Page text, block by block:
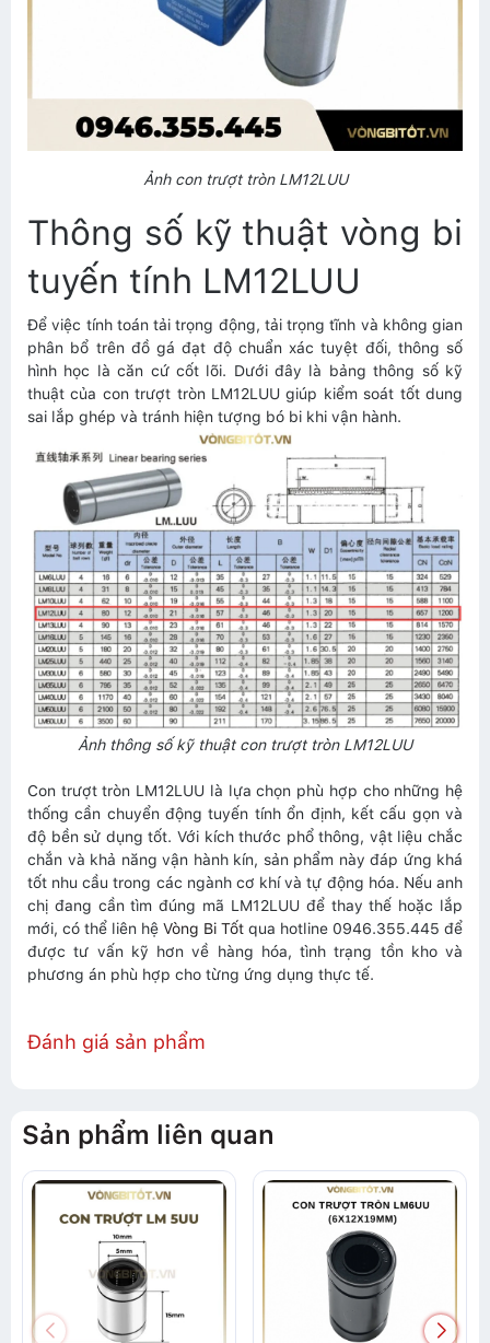
Ảnh con trượt tròn LM12LUU
Thông số kỹ thuật vòng bi
tuyến tính LM12LUU
Để việc tính toán tải trọng động, tải trọng tĩnh và không gian
phân bổ trên đồ gá đạt độ chuẩn xác tuyệt đối, thông số
hình học là căn cứ cốt lõi. Dưới đây là bảng thông số kỹ
thuật của con trượt tròn LM12LUU giúp kiểm soát tốt dung
sai lắp ghép và tránh hiện tượng bó bi khi vận hành.
Ảnh thông số kỹ thuật con trượt tròn LM12LUU
Con trượt tròn LM12LUU là lựa chọn phù hợp cho những hệ
thống cần chuyển động tuyến tính ổn định, kết cấu gọn và
độ bền sử dụng tốt. Với kích thước phổ thông, vật liệu chắc
chắn và khả năng vận hành kín, sản phẩm này đáp ứng khá
tốt nhu cầu trong các ngành cơ khí và tự động hóa. Nếu anh
chị đang cần tìm đúng mã LM12LUU để thay thế hoặc lắp
mới, có thể liên hệ Vòng Bi Tốt qua hotline 0946.355.445 để
được tư vấn kỹ hơn về hàng hóa, tình trạng tồn kho và
phương án phù hợp cho từng ứng dụng thực tế.
Đánh giá sản phẩm
Sản phẩm liên quan